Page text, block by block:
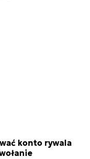
konto rywala